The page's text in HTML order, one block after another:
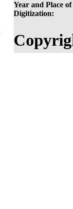
Year and Place of
Digitization: